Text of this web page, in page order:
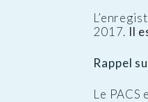
2017. Il
Rappel
Le